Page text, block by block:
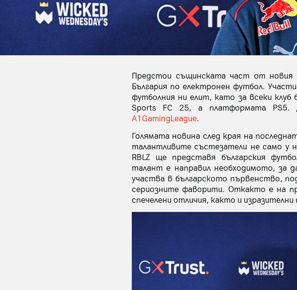
Предстои същинската част от новия
България по електронен футбол.
футболния ни елит, като за всеки клуб
Sports FC 25, а платформата PS5.
A1GamingLeague.
Голямата новина след края на
талантливите състезатели не само у
RBLZ ще представя българския
талант е направил необходимото, за
участва в българското първенство,
сериозните фаворити. Откакто е на
спечелени отличия, както и